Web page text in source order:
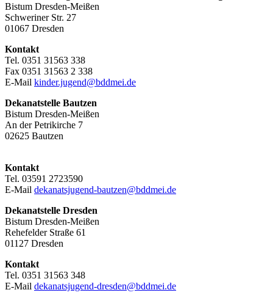
Bistum Dresden-Meißen
Schweriner Str. 27
01067 Dresden
Kontakt
Tel. 0351 31563 338
Fax 0351 31563 2 338
E-Mail kinder.jugend@bddmei.de
Dekanatstelle Bautzen
Bistum Dresden-Meißen
An der Petrikirche 7
02625 Bautzen
Kontakt
Tel. 03591 2723590
E-Mail dekanatsjugend-bautzen@bddmei.de
Dekanatstelle Dresden
Bistum Dresden-Meißen
Rehefelder Straße 61
01127 Dresden
Kontakt
Tel. 0351 31563 348
E-Mail dekanatsjugend-dresden@bddmei.de